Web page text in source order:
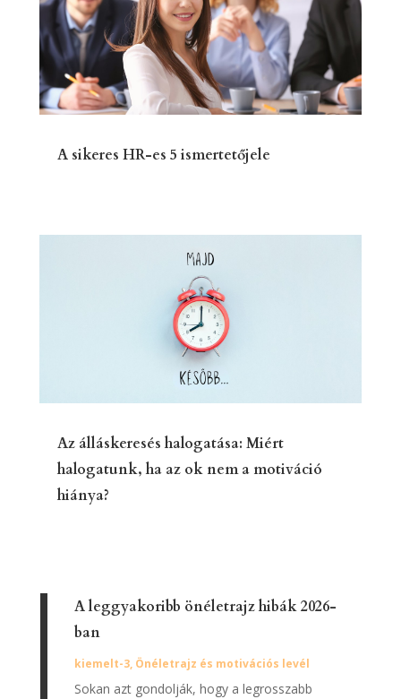
A sikeres HR-es 5 ismertetőjele
Az álláskeresés halogatása: Miért
halogatunk, ha az ok nem a motiváció
hiánya?
A leggyakoribb önéletrajz hibák 2026-
ban
kiemelt-3, Önéletrajz és motivációs levél
Sokan azt gondolják, hogy a legrosszabb